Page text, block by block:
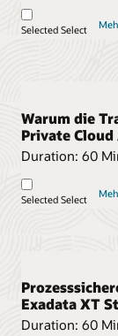
Selected Select
Warum die
Private
Duration: 60
Selected Select
Exadata XT
Duration: 60